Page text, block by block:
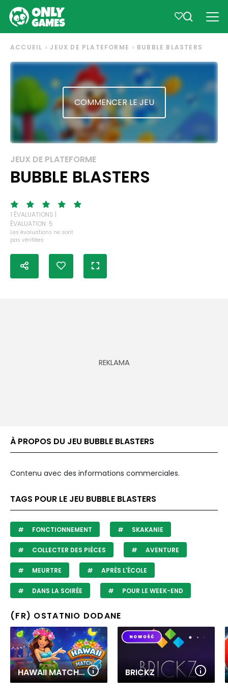
ACCUEIL JEUX DE PLATEFORME BUBBLE BLASTERS
COMMENCER LE JEU
JEUX DE PLATEFORME
BUBBLE BLASTERS
1 ÉVALUATIONS |
ÉVALUATION: 5
Les évaluations ne sont
pas vérifiées
À PROPOS DU JEU BUBBLE BLASTERS
Contenu avec des informations commerciales.
TAGS POUR LE JEU BUBBLE BLASTERS
FONCTIONNEMENT SKAKANIE
COLLECTER DES PIÈCES AVENTURE
MEURTRE APRÈS L'ÉCOLE
DANS LA SOIRÉE POUR LE WEEK-END
(FR) OSTATNIO DODANE
HAWAII MATCH 6 BRICKZ